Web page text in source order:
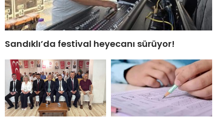
Sandıklı’da festival heyecanı sürüyor!